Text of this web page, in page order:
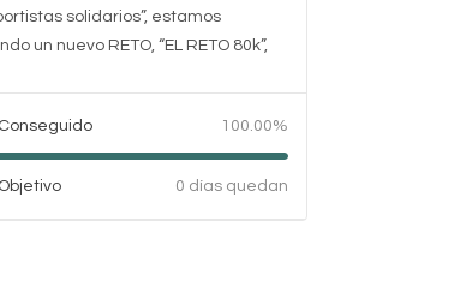
solidarios”, estamos
un nuevo RETO, “EL RETO 80k”,
Conseguido 100.00%
Objetivo 0 días quedan